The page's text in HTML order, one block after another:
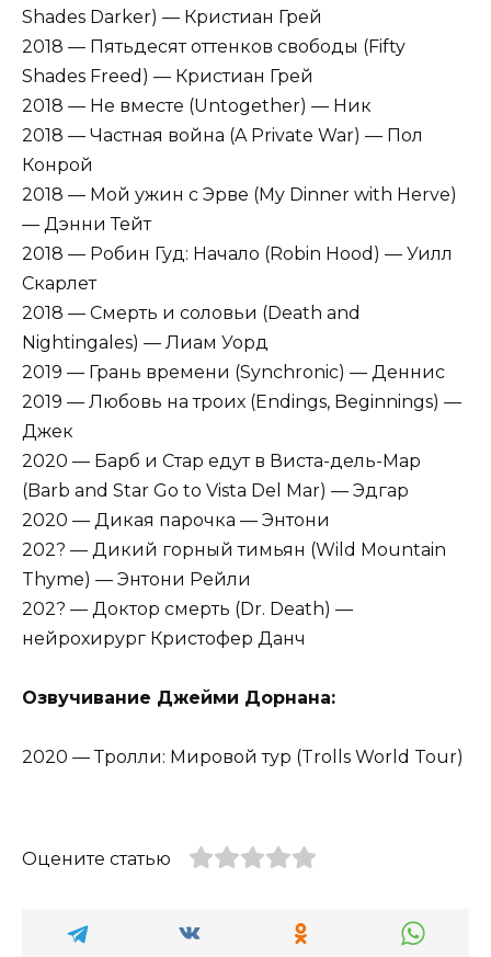
Shades Darker) — Кристиан Грей
2018 — Пятьдесят оттенков свободы (Fifty
Shades Freed) — Кристиан Грей
2018 — Не вместе (Untogether) — Ник
2018 — Частная война (A Private War) — Пол
Конрой
2018 — Мой ужин с Эрве (My Dinner with Herve)
— Дэнни Тейт
2018 — Робин Гуд: Начало (Robin Hood) — Уилл
Скарлет
2018 — Смерть и соловьи (Death and
Nightingales) — Лиам Уорд
2019 — Грань времени (Synchronic) — Деннис
2019 — Любовь на троих (Endings, Beginnings) —
Джек
2020 — Барб и Стар едут в Виста-дель-Мар
(Barb and Star Go to Vista Del Mar) — Эдгар
2020 — Дикая парочка — Энтони
202? — Дикий горный тимьян (Wild Mountain
Thyme) — Энтони Рейли
202? — Доктор смерть (Dr. Death) —
нейрохирург Кристофер Данч
Озвучивание Джейми Дорнана:
2020 — Тролли: Мировой тур (Trolls World Tour)
Оцените статью